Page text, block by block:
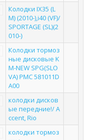
Колодки IX35 (L
M) (2010-),i40 (VF)/
SPORTAGE (SL)(2
010-)
Колодки тормоз
ные дисковые K
M-NEW SPG(SLO
VA) PMC 581011D
A00
колодки дисков
ые передние!/ A
ccent, Rio
колодки тормоз